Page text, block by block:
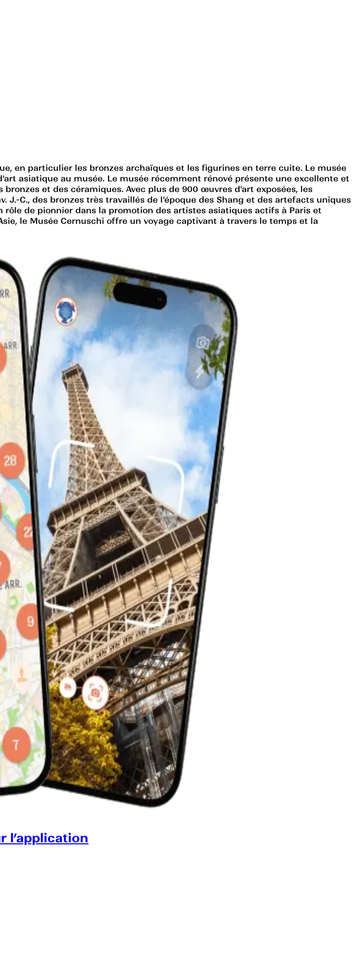
en particulier les bronzes archaïques et les figurines en terre cuite. Le musée
asiatique au musée. Le musée récemment rénové présente une excellente et
et des céramiques. Avec plus de 900 œuvres d'art exposées, les
C., des bronzes très travaillés de l'époque des Shang et des artefacts uniques
de pionnier dans la promotion des artistes asiatiques actifs à Paris et
le Musée Cernuschi offre un voyage captivant à travers le temps et la
l’application